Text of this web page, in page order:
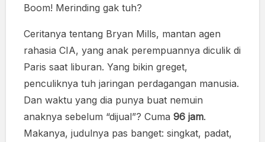
Boom! Merinding gak tuh?
Ceritanya tentang Bryan Mills, mantan agen
rahasia CIA, yang anak perempuannya diculik di
Paris saat liburan. Yang bikin greget,
penculiknya tuh jaringan perdagangan manusia.
Dan waktu yang dia punya buat nemuin
anaknya sebelum “dijual”? Cuma 96 jam.
Makanya, judulnya pas banget: singkat, padat,